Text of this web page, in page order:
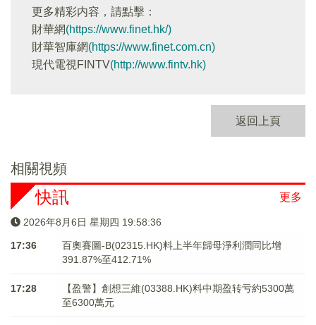
更多精彩内容，請點擊：
財華網(https://www.finet.hk/)
財華智庫網(https://www.finet.com.cn)
現代電視FINTV(http://www.fintv.hk)
返回上頁
相關視頻
更多
快訊
2026年8月6日 星期四 19:58:37
17:36
百奧賽圖-B(02315.HK)料上半年歸母淨利潤同比增
391.87%至412.71%
17:28
【盈警】創想三維(03388.HK)料中期盈转亏約5300萬
至6300萬元